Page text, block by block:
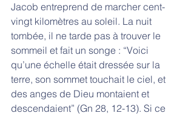
Jacob entreprend de marcher cent-
vingt kilomètres au soleil. La nuit
tombée, il ne tarde pas à trouver le
sommeil et fait un songe : “Voici
qu’une échelle était dressée sur la
terre, son sommet touchait le ciel, et
des anges de Dieu montaient et
descendaient” (Gn 28, 12-13). Si ce